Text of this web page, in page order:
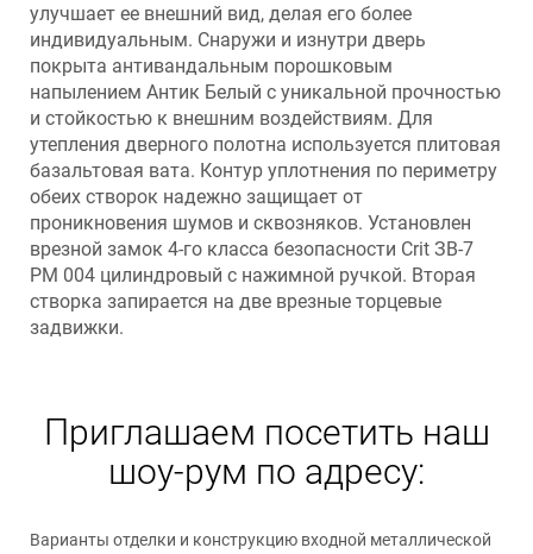
улучшает ее внешний вид, делая его более
индивидуальным. Снаружи и изнутри дверь
покрыта антивандальным порошковым
напылением Антик Белый с уникальной прочностью
и стойкостью к внешним воздействиям. Для
утепления дверного полотна используется плитовая
базальтовая вата. Контур уплотнения по периметру
обеих створок надежно защищает от
проникновения шумов и сквозняков. Установлен
врезной замок 4-го класса безопасности Crit ЗВ-7
РМ 004 цилиндровый с нажимной ручкой. Вторая
створка запирается на две врезные торцевые
задвижки.
Приглашаем посетить наш
шоу-рум по адресу:
Варианты отделки и конструкцию входной металлической